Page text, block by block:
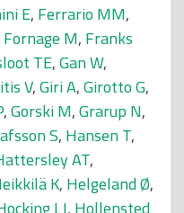
E, Ferrario MM,
Fornage M, Franks
TE,Gan W,
V,Giri A,Girotto G,
,Gorski M,Grarup N,
S, Hansen T,
AT,
K, Helgeland Ø,
LJ, Hollensted